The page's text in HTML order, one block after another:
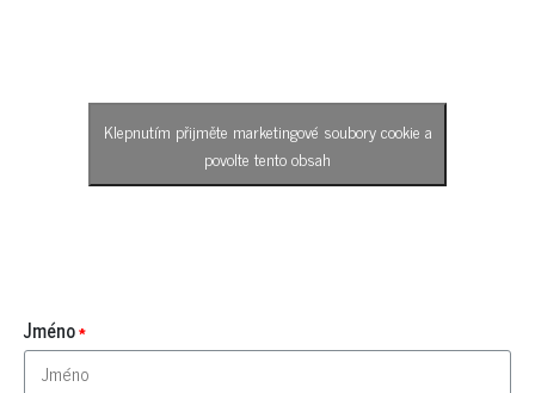
Klepnutím přijměte marketingové soubory cookie a
povolte tento obsah
Jméno